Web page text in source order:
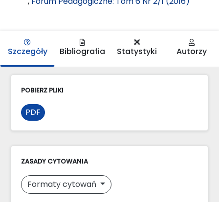
Szczegóły Bibliografia Statystyki Autorzy
POBIERZ PLIKI
PDF
ZASADY CYTOWANIA
Formaty cytowań